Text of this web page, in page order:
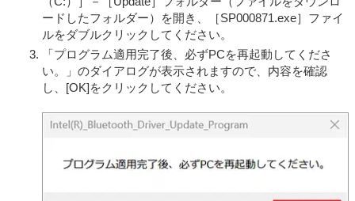
許諾されるもので、許諾ソフトウェアの著作権等の知的財産
権はお客さまに移転いたしません。
第2条 （使用権）
VAIOは、許諾ソフトウェアの非独占的な使用権をお客さ
本契約によって生ずる許諾ソフトウェアの使用権とは、
使用する権利をいいます。
ードしたフォルダー）を開き、［SP000871.exe］ファイ
ルをダブルクリックしてください。
「プログラム適用完了後、必ずPCを再起動してくださ
い。」のダイアログが表示されますので、内容を確認
し、[OK]をクリックしてください。